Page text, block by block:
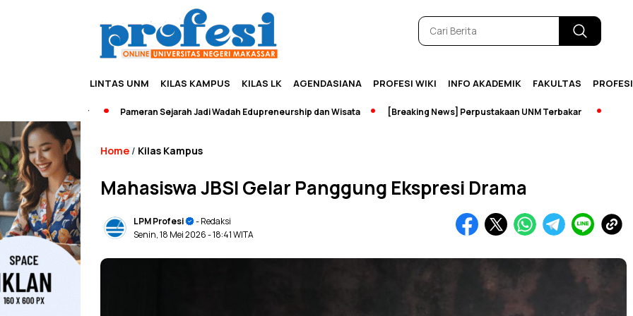
LINTAS UNM KILAS KAMPUS KILAS LK AGENDASIANA PROFESI WIKI INFO AKADEMIK FAKULTAS
Pameran Sejarah Jadi Wadah Edupreneurship dan Wisata [Breaking News] Perpustakaan UNM Terbakar Pameran
Home / Kilas Kampus
​Mahasiswa JBSI Gelar Panggung Ekspresi Drama
LPM Profesi
- Redaksi
Senin, 18 Mei 2026- 18:41 WITA